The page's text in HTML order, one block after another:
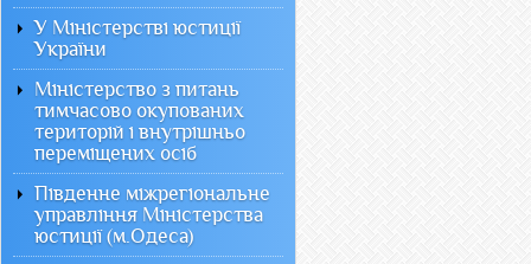
У Міністерстві юстиції
України
Міністерство з питань
тимчасово окупованих
територій і внутрішньо
переміщених осіб
Південне міжрегіональне
управління Міністерства
юстиції (м.Одеса)